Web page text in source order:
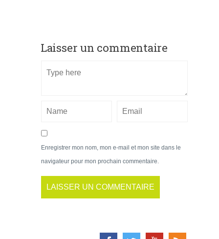
Laisser un commentaire
Enregistrer mon nom, mon e-mail et mon site dans le
navigateur pour mon prochain commentaire.